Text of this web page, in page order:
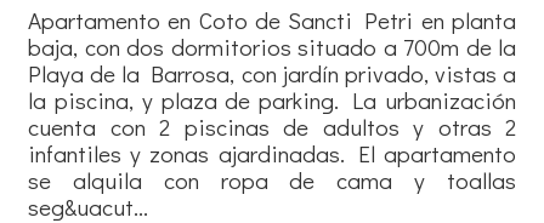
Apartamento en Coto de Sancti Petri en planta
baja, con dos dormitorios situado a 700m de la
Playa de la Barrosa, con jardín privado, vistas a
la piscina, y plaza de parking. La urbanización
cuenta con 2 piscinas de adultos y otras 2
infantiles y zonas ajardinadas. El apartamento
se alquila con ropa de cama y toallas
seg&uacut...